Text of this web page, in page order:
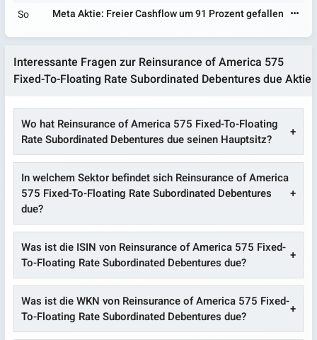
So
Meta Aktie: Freier Cashflow um 91 Prozent gefallen
Interessante Fragen zur Reinsurance of America 575
Fixed-To-Floating Rate Subordinated Debentures due Aktie
Wo hat Reinsurance of America 575 Fixed-To-Floating
Rate Subordinated Debentures due seinen Hauptsitz?
In welchem Sektor befindet sich Reinsurance of America
575 Fixed-To-Floating Rate Subordinated Debentures
due?
Was ist die ISIN von Reinsurance of America 575 Fixed-
To-Floating Rate Subordinated Debentures due?
Was ist die WKN von Reinsurance of America 575 Fixed-
To-Floating Rate Subordinated Debentures due?